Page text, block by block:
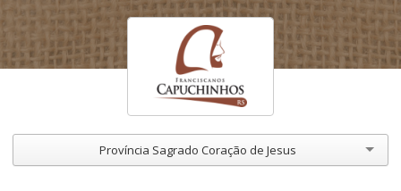
Província Sagrado Coração de Jesus